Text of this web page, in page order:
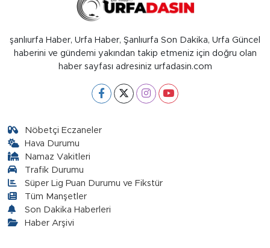
şanlıurfa Haber, Urfa Haber, Şanlıurfa Son Dakika, Urfa Güncel
haberini ve gündemi yakından takip etmeniz için doğru olan
haber sayfası adresiniz urfadasin.com
Nöbetçi Eczaneler
Hava Durumu
Namaz Vakitleri
Trafik Durumu
Süper Lig Puan Durumu ve Fikstür
Tüm Manşetler
Son Dakika Haberleri
Haber Arşivi